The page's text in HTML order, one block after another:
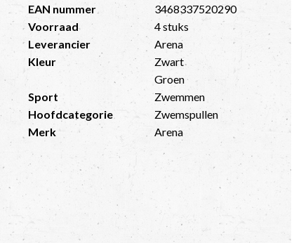
EAN nummer
3468337520290
Voorraad
4 stuks
Leverancier
Arena
Kleur
Zwart
Groen
Sport
Zwemmen
Hoofdcategorie
Zwemspullen
Merk
Arena